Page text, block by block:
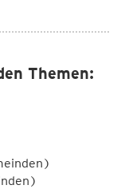
Themen: